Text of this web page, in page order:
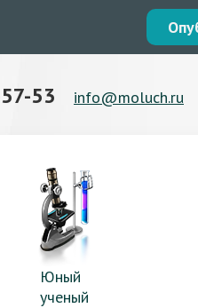
53 info@moluch.ru
Юный
ученый